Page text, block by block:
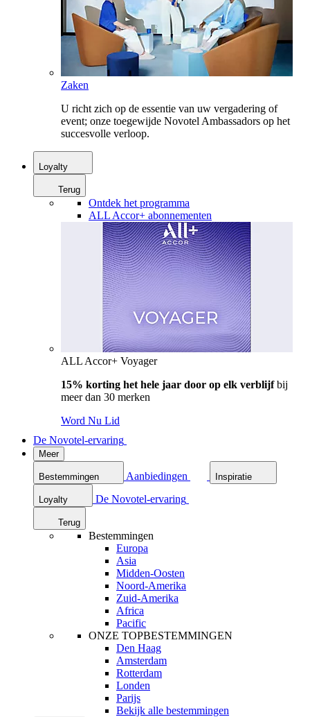
Zaken
U richt zich op de essentie van uw vergadering of
event; onze toegewijde Novotel Ambassadors op het
succesvolle verloop.
Loyalty
Terug
Ontdek het programma
ALL Accor+ abonnementen
ALL Accor+ Voyager
15% korting het hele jaar door op elk verblijfbij
meer dan 30 merken
Word Nu Lid
De Novotel-ervaring
Meer
Bestemmingen Aanbiedingen Inspiratie
Loyalty De Novotel-ervaring
Terug
Bestemmingen
Europa
Asia
Midden-Oosten
Noord-Amerika
Zuid-Amerika
Africa
Pacific
ONZE TOPBESTEMMINGEN
Den Haag
Amsterdam
Rotterdam
Londen
Parijs
Bekijk alle bestemmingen